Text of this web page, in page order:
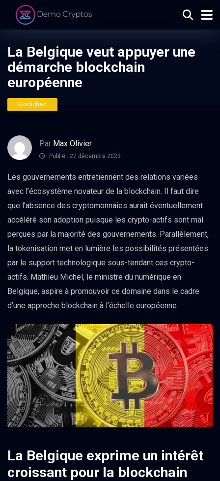
La Belgique veut appuyer une
démarche blockchain
européenne
Blockchain
Par Max Olivier
Publié : 27 décembre 2023
Les gouvernements entretiennent des relations variées
avec l’écosystème novateur de la blockchain. Il faut dire
que l’absence des cryptomonnaies aurait éventuellement
accéléré son adoption puisque les crypto-actifs sont mal
perçues par la majorité des gouvernements. Parallèlement,
la tokenisation met en lumière les possibilités présentées
par le support technologique sous-tendant ces crypto-
actifs. Mathieu Michel, le ministre du numérique en
Belgique, aspire à promouvoir ce domaine dans le cadre
d’une approche blockchain à l’échelle européenne.
La Belgique exprime un intérêt
croissant pour la blockchain